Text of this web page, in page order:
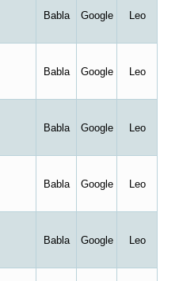
Babla Google Leo
Babla Google Leo
Babla Google Leo
Babla Google Leo
Babla Google Leo